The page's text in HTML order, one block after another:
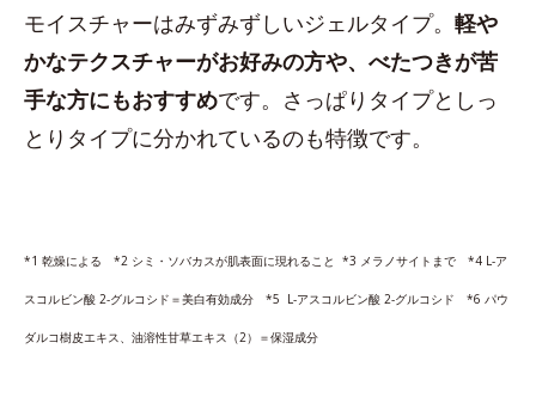
モイスチャーはみずみずしいジェルタイプ。 軽や
かなテクスチャーがお好みの方や、べたつきが苦
手な方にもおすすめです。さっぱりタイプとしっ
とりタイプに分かれているのも特徴です。
*1 乾燥による *2 シミ・ソバカスが肌表面に現れること *3 メラノサイトまで *4 L-ア
スコルビン酸 2-グルコシド＝美白有効成分 *5 L-アスコルビン酸 2-グルコシド *6 パウ
ダルコ樹皮エキス、油溶性甘草エキス（2）＝保湿成分